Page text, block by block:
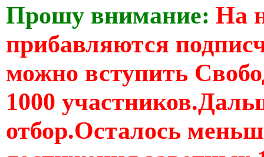
Прошу внимание: На
прибавляются
можно вступить
1000
отбор.Осталось